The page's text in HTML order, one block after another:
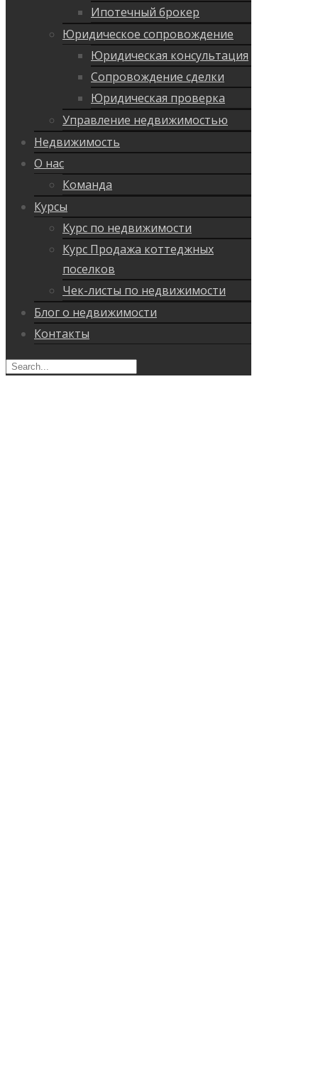
Ипотечный брокер
Юридическое сопровождение
Юридическая консультация
Сопровождение сделки
Юридическая проверка
Управление недвижимостью
Недвижимость
О нас
Команда
Курсы
Курс по недвижимости
Курс Продажа коттеджных
поселков
Чек-листы по недвижимости
Блог о недвижимости
Контакты